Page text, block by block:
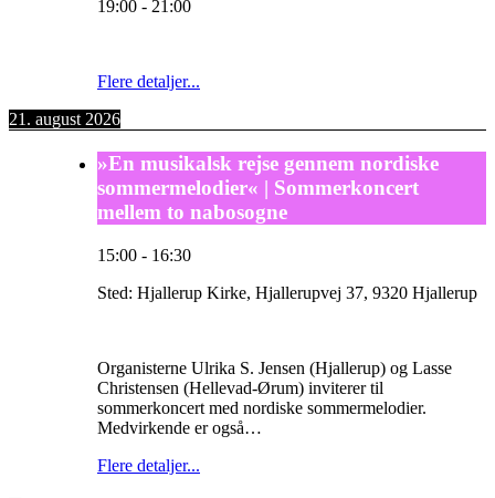
19:00 - 21:00
Flere detaljer...
21. august 2026
»En musikalsk rejse gennem nordiske
sommermelodier« | Sommerkoncert
mellem to nabosogne
15:00 - 16:30
Sted: Hjallerup Kirke, Hjallerupvej 37, 9320 Hjallerup
Organisterne Ulrika S. Jensen (Hjallerup) og Lasse
Christensen (Hellevad-Ørum) inviterer til
sommerkoncert med nordiske sommermelodier.
Medvirkende er også…
Flere detaljer...